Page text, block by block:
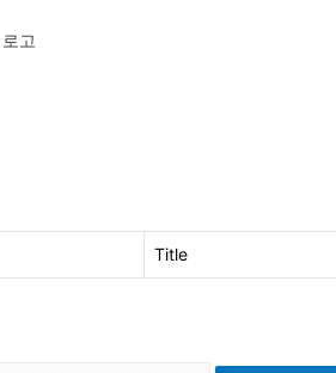
Title